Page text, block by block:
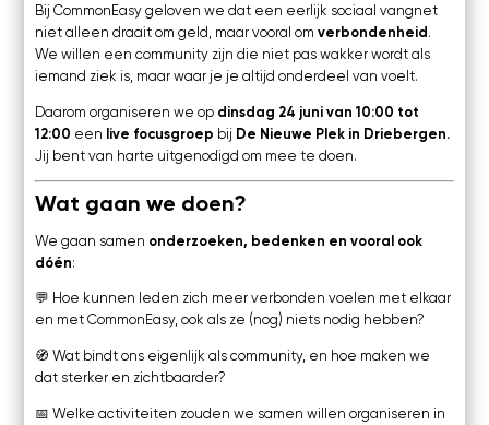
Community
Facebook
Instagram
Linkedin
Bij CommonEasy geloven we dat een eerlijk sociaal vangnet
niet alleen draait om geld, maar vooral omverbondenheid .
We willen een community zijn die niet pas wakker wordt als
iemand ziek is, maar waar je je altijd onderdeel van voelt.
Daarom organiseren we op dinsdag 24 juni van 10:00 tot
12:00 een live focusgroep bij De Nieuwe Plek in Driebergen.
Jij bent van harte uitgenodigd om mee te doen.
Wat gaan we doen?
We gaan samen onderzoeken, bedenken en vooral ook
dóén:
💬 Hoe kunnen leden zich meer verbonden voelen met elkaar
en met CommonEasy, ook als ze (nog) niets nodig hebben?
🧭 Wat bindt ons eigenlijk als community, en hoe maken we
dat sterker en zichtbaarder?
📅 Welke activiteiten zouden we samen willen organiseren in